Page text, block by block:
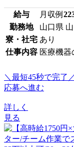
給与 月収例
勤務地
山口県
寮・社宅 あり
仕事内容 医療機器
＼最短45秒で完了
応募へ進む
詳しく
見る